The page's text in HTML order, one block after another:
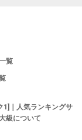
覧
1]｜人気ランキングサ
級について